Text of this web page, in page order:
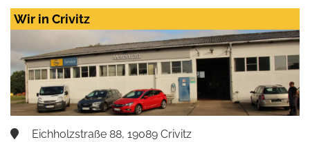
Zustimmen und
aktivieren
Wir in Crivitz
Eichholzstraße 88, 19089 Crivitz